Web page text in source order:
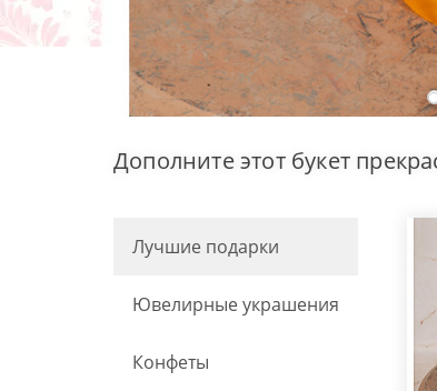
Дополните этот букет
Лучшие подарки
Ювелирные украшения
Конфеты